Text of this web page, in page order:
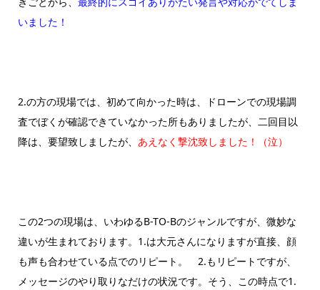
いました！
2.の方の現場では、初めて向かった時は、ドローンでの現場調
査でぼくが確認できていなかった所もありましたが、二回目以
降は、要望致しましたが、 あえなく撃沈致しました！（泣）
この2つの現場は、いわゆるB-TO-Bのジャンルですが、微妙な
違いが生まれております。1.は大元さんになりますが直接、顔
も声も合わせている点でのリピート。 2.もリピートですが、
メッセージのやり取りなだけの状況です。そう、この時点で1.